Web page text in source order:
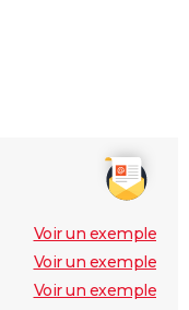
Voir un exemple
Voir un exemple
Voir un exemple